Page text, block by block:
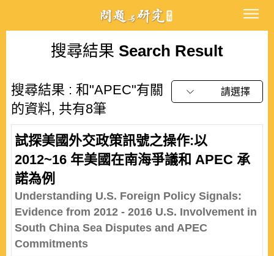
搜尋結果 Search Result
搜尋結果 : 和"APEC"有關
的資料, 共有8筆
請選擇
試探美國外交政策訊號之操作:以
2012~16 年美國在南海爭議和 APEC 承
諾為例
Understanding U.S. Foreign Policy Signals:
Evidence from 2012 - 2016 U.S. Involvement in
South China Sea Disputes and APEC
Commitments